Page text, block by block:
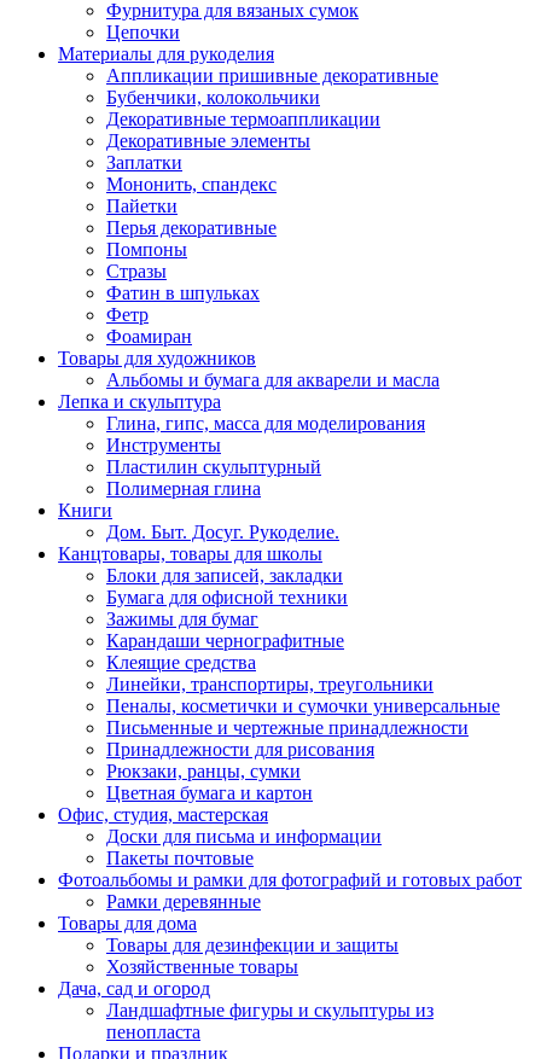
Фурнитура для вязаных сумок
Цепочки
Материалы для рукоделия
Аппликации пришивные декоративные
Бубенчики, колокольчики
Декоративные термоаппликации
Декоративные элементы
Заплатки
Мононить, спандекс
Пайетки
Перья декоративные
Помпоны
Стразы
Фатин в шпульках
Фетр
Фоамиран
Товары для художников
Альбомы и бумага для акварели и масла
Лепка и скульптура
Глина, гипс, масса для моделирования
Инструменты
Пластилин скульптурный
Полимерная глина
Книги
Дом. Быт. Досуг. Рукоделие.
Канцтовары, товары для школы
Блоки для записей, закладки
Бумага для офисной техники
Зажимы для бумаг
Карандаши чернографитные
Клеящие средства
Линейки, транспортиры, треугольники
Пеналы, косметички и сумочки универсальные
Письменные и чертежные принадлежности
Принадлежности для рисования
Рюкзаки, ранцы, сумки
Цветная бумага и картон
Офис, студия, мастерская
Доски для письма и информации
Пакеты почтовые
Фотоальбомы и рамки для фотографий и готовых работ
Рамки деревянные
Товары для дома
Товары для дезинфекции и защиты
Хозяйственные товары
Дача, сад и огород
Ландшафтные фигуры и скульптуры из
пенопласта
Подарки и праздник